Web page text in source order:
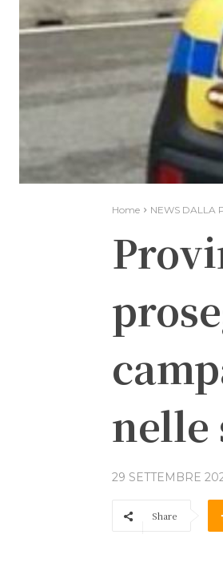
Home NEWS DALLA
nelle
29 SETTEMBRE
Share